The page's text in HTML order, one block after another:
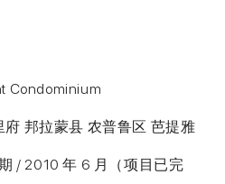
Condominium
府 邦拉蒙县 农普鲁区 芭提雅
/ 2010 年 6 月（项目已完